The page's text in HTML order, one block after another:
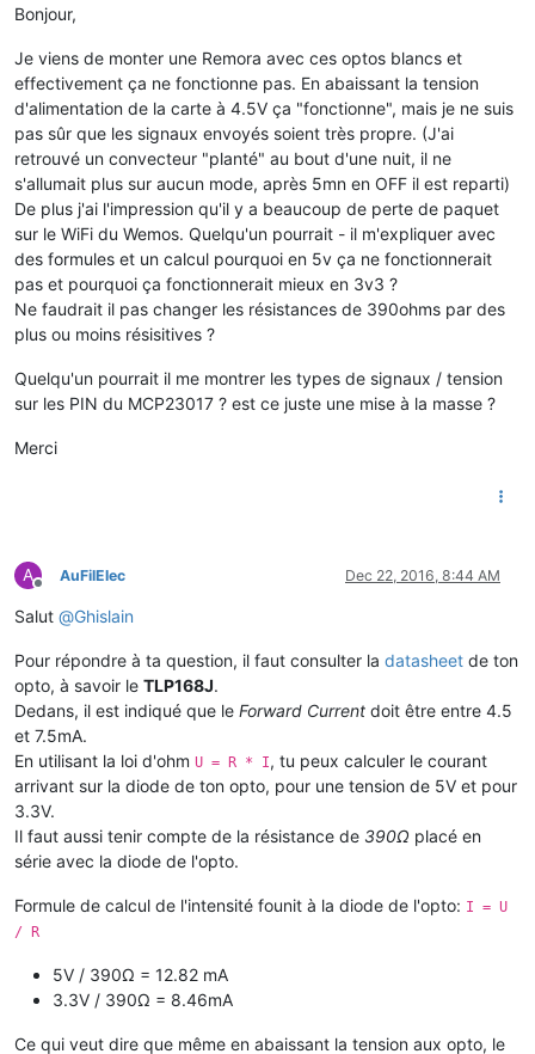
Bonjour,
Je viens de monter une Remora avec ces optos blancs et
effectivement ça ne fonctionne pas. En abaissant la tension
d'alimentation de la carte à 4.5V ça "fonctionne", mais je ne suis
pas sûr que les signaux envoyés soient très propre. (J'ai
retrouvé un convecteur "planté" au bout d'une nuit, il ne
s'allumait plus sur aucun mode, après 5mn en OFF il est reparti)
De plus j'ai l'impression qu'il y a beaucoup de perte de paquet
sur le WiFi du Wemos. Quelqu'un pourrait - il m'expliquer avec
des formules et un calcul pourquoi en 5v ça ne fonctionnerait
pas et pourquoi ça fonctionnerait mieux en 3v3 ?
Ne faudrait il pas changer les résistances de 390ohms par des
plus ou moins résisitives ?
Quelqu'un pourrait il me montrer les types de signaux / tension
sur les PIN du MCP23017 ? est ce juste une mise à la masse ?
Merci
A
Offline
AuFilElec Dec 22, 2016, 8:44 AM
Salut @Ghislain
Pour répondre à ta question, il faut consulter la datasheet de ton
opto, à savoir le TLP168J.
Dedans, il est indiqué que le Forward Current doit être entre 4.5
et 7.5mA.
En utilisant la loi d'ohm U = R * I, tu peux calculer le courant
arrivant sur la diode de ton opto, pour une tension de 5V et pour
3.3V.
Il faut aussi tenir compte de la résistance de 390Ω placé en
série avec la diode de l'opto.
Formule de calcul de l'intensité founit à la diode de l'opto: I = U
/ R
5V / 390Ω = 12.82 mA
3.3V / 390Ω = 8.46mA
Ce qui veut dire que même en abaissant la tension aux opto, le